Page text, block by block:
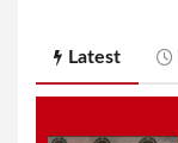
Latest